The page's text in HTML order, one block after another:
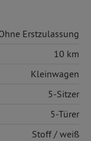
Erstzulassung
10 km
Kleinwagen
5-Sitzer
5-Türer
Stoff/ weiß